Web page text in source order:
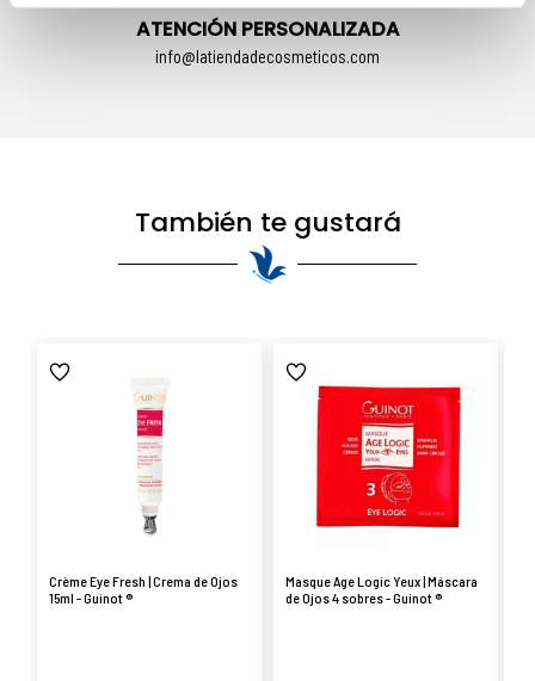
ATENCIÓN PERSONALIZADA
info@latiendadecosmeticos.com
También te gustará
Crème Eye Fresh | Crema de Ojos
15ml - Guinot ®
Masque Age Logic Yeux | Máscara
de Ojos 4 sobres - Guinot ®